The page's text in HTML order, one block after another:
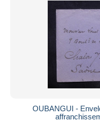
OUBANGUI -